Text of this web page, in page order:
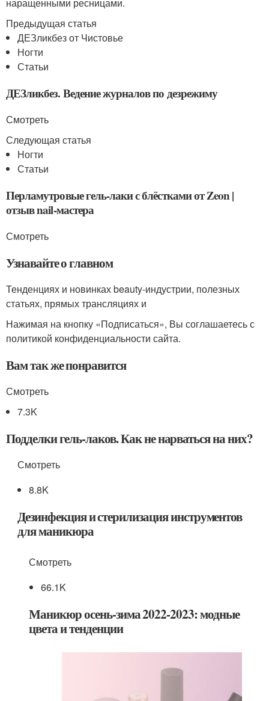
наращенными ресницами.
Предыдущая статья
ДЕЗликбез от Чистовье
Ногти
Статьи
ДЕЗликбез. Ведение журналов по дезрежиму
Смотреть
Следующая статья
Ногти
Статьи
Перламутровые гель-лаки с блёстками от Zeon |
отзыв nail-мастера
Смотреть
Узнавайте о главном
Тенденциях и новинках beauty-индустрии, полезных
статьях, прямых трансляциях и
Нажимая на кнопку «Подписаться», Вы соглашаетесь с
политикой конфиденциальности сайта.
Вам так же понравится
Смотреть
7.3K
Подделки гель-лаков. Как не нарваться на них?
Смотреть
8.8K
Дезинфекция и стерилизация инструментов
для маникюра
Смотреть
66.1K
Маникюр осень-зима 2022-2023: модные
цвета и тенденции